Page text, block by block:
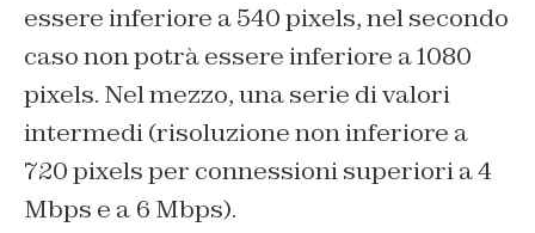
essere inferiore a 540 pixels, nel secondo
caso non potrà essere inferiore a 1080
pixels. Nel mezzo, una serie di valori
intermedi (risoluzione non inferiore a
720 pixels per connessioni superiori a 4
Mbps e a 6 Mbps).